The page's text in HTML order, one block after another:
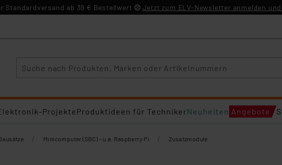
Standardversand ab 39 € Bestellwert Jetzt zum ELV-Newsletter anmelden
ProjekteProduktideen für TechnikerNeuheiten Angebote
/ Minicomputer (SBC) - u.a. Raspberry Pi / Zusatzmodule